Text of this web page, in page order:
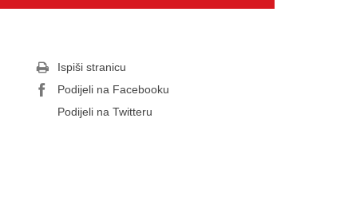
Ispiši stranicu
Podijeli na Facebooku
Podijeli na Twitteru